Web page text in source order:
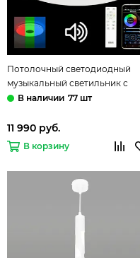
Потолочный светодиодный
музыкальный светильник с
Bluetooth и пультом CL703M101
77 шт
11 990 руб.
В корзину